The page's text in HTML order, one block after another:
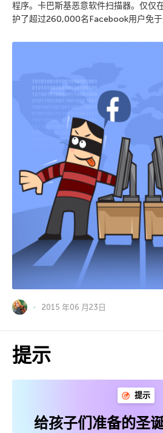
程序。卡巴斯基恶意软件扫描器。仅仅
护了超过260,000名Facebook用户免于
2015 年06 月23日
提示
提示
给孩子们准备的圣